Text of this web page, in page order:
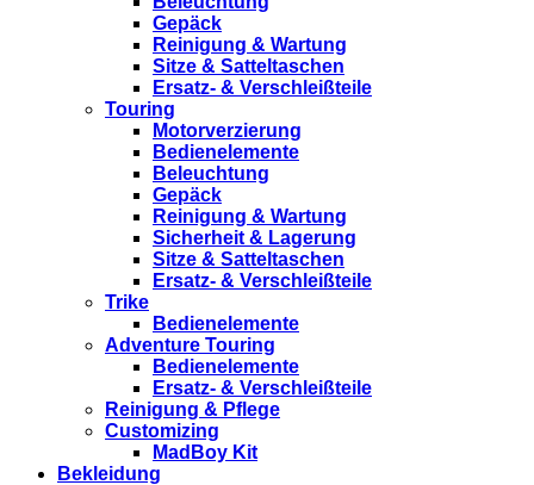
Gepäck
Reinigung & Wartung
Sitze & Satteltaschen
Ersatz- & Verschleißteile
Touring
Motorverzierung
Bedienelemente
Beleuchtung
Gepäck
Reinigung & Wartung
Sicherheit & Lagerung
Sitze & Satteltaschen
Ersatz- & Verschleißteile
Trike
Bedienelemente
Adventure Touring
Bedienelemente
Ersatz- & Verschleißteile
Reinigung & Pflege
Customizing
MadBoy Kit
Bekleidung